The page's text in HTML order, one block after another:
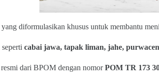
diformulasikan khusus untuk membantu
seperticabai jawa, tapak liman, jahe,
dari BPOM dengan nomorPOM TR 173